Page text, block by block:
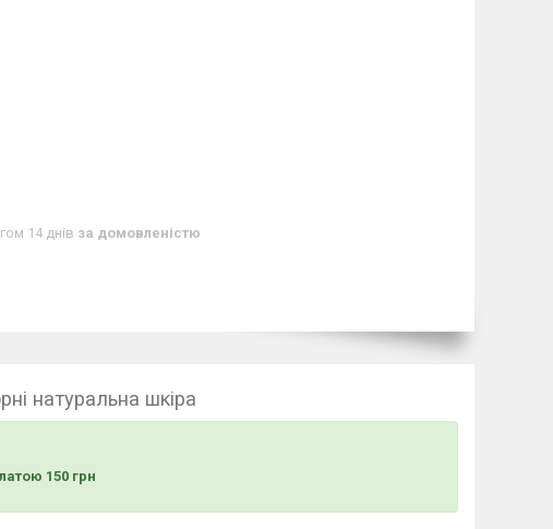
14 днів за домовленістю
натуральна шкіра
150 грн